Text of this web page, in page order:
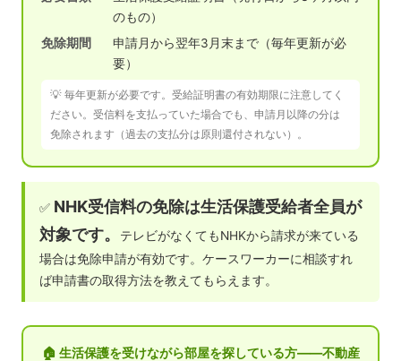
のもの）
免除期間
申請月から翌年3月末まで（毎年更新が必
要）
💡 毎年更新が必要です。受給証明書の有効期限に注意してく
ださい。受信料を支払っていた場合でも、申請月以降の分は
免除されます（過去の支払分は原則還付されない）。
✅ NHK受信料の免除は生活保護受給者全員が
対象です。
テレビがなくてもNHKから請求が来ている
場合は免除申請が有効です。ケースワーカーに相談すれ
ば申請書の取得方法を教えてもらえます。
🏠 生活保護を受けながら部屋を探している方——不動産